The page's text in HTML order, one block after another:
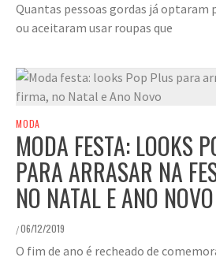
Quantas pessoas gordas já optaram
ou aceitaram usar roupas que
MODA
MODA FESTA: LOOKS
PARA ARRASAR NA
NO NATAL E ANO NOVO
/06/12/2019
O fim de ano é recheado de